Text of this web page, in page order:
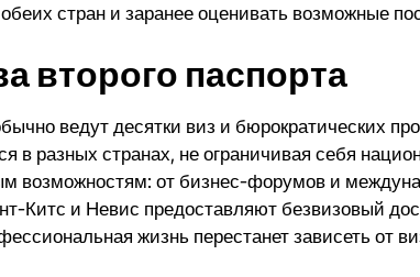
стран и заранее оценивать возможные
второго паспорта
ведут десятки виз и бюрократических
в разных странах, не ограничивая себя
возможностям: от бизнес-форумов и
Китс и Невис предоставляют безвизовый
жизнь перестанет зависеть от